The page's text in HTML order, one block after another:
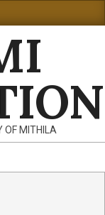
OF MITHILA